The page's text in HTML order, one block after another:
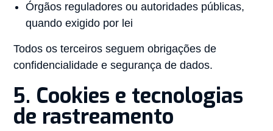
Órgãos reguladores ou autoridades públicas,
quando exigido por lei
Todos os terceiros seguem obrigações de
confidencialidade e segurança de dados.
5. Cookies e tecnologias
de rastreamento